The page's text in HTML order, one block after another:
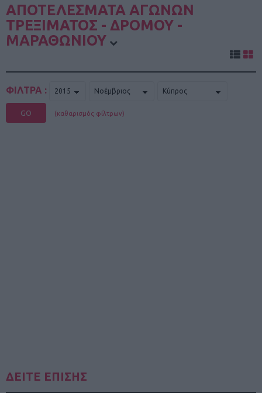
ΑΠΟΤΕΛΕΣΜΑΤΑ ΑΓΩΝΩΝ
ΤΡΕΞΙΜΑΤΟΣ - ΔΡΟΜΟΥ -
ΜΑΡΑΘΩΝΙΟΥ
ΦΙΛΤΡΑ :
GO (καθαρισμός φίλτρων)
ΔΕΙΤΕ ΕΠΙΣΗΣ